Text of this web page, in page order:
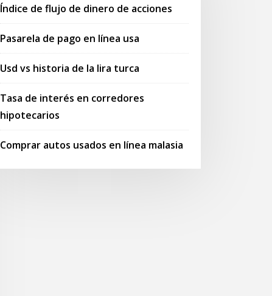
Índice de flujo de dinero de acciones
Pasarela de pago en línea usa
Usd vs historia de la lira turca
Tasa de interés en corredores
hipotecarios
Comprar autos usados ​​en línea malasia